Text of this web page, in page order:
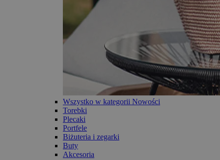
Wszystko w kategorii Nowości
Torebki
Plecaki
Portfele
Biżuteria i zegarki
Buty
Akcesoria